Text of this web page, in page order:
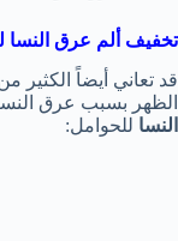
تخفيف ألم عرق النسا
قد تعاني أيضاً الكثير
الظهر بسبب عرق
النسا للحوامل: